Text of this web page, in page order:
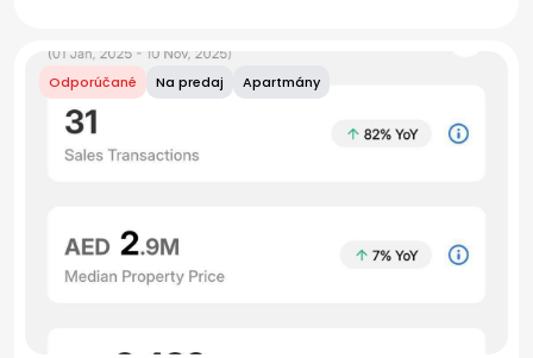
Odporúčané Na predaj Apartmány